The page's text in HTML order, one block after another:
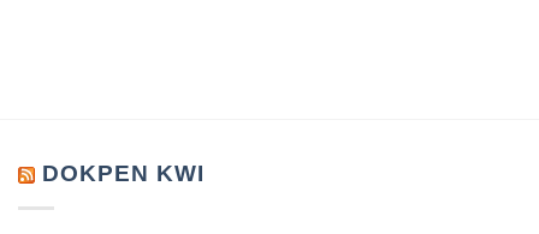
DOKPEN KWI